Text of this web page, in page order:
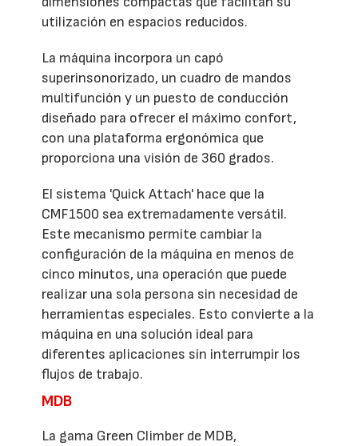
utilización en espacios reducidos.
La máquina incorpora un capó
superinsonorizado, un cuadro de mandos
multifunción y un puesto de conducción
diseñado para ofrecer el máximo confort,
con una plataforma ergonómica que
proporciona una visión de 360 grados.
El sistema 'Quick Attach' hace que la
CMF1500 sea extremadamente versátil.
Este mecanismo permite cambiar la
configuración de la máquina en menos de
cinco minutos, una operación que puede
realizar una sola persona sin necesidad de
herramientas especiales. Esto convierte a la
máquina en una solución ideal para
diferentes aplicaciones sin interrumpir los
flujos de trabajo.
MDB
La gama Green Climber de MDB,